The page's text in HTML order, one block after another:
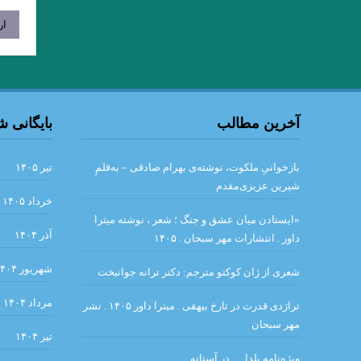
آخرین مطالب
بازخوانیِ ملکوت، نوشته‌ی بهرام صادقی – به‌قلمِ
شیرین عزیزی‌مقدم
«ایستادن میان عشق و جنگ ؛ شعر ، نوشته میترا
داور . انتشارات مهر سبحان . ۱۴۰۵
شعری از ژان کوکتو مترجم: دکتر ترانه جوانبخت
تراژدی قدرت در تارخ بیهقی . میترا داور ۱۴۰۵ . نشر
مهر سبحان
ویژه‌نامه یلدا … در آستانه
تیر ۱۴۰۵
خرداد ۱۴۰۵
آذر ۱۴۰۴
شهریور ۱۴۰۴
مرداد ۱۴۰۴
تیر ۱۴۰۴